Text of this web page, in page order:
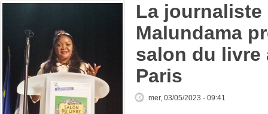
La journaliste
Malundama
salon du livre
Paris
mer, 03/05/2023 - 09:41